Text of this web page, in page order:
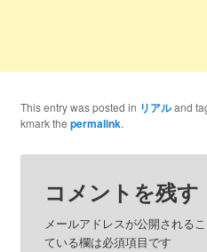
This entry was posted in リアルand
kmark the permalink.
コメントを残す
メールアドレスが公開されるこ
ている欄は必須項目です